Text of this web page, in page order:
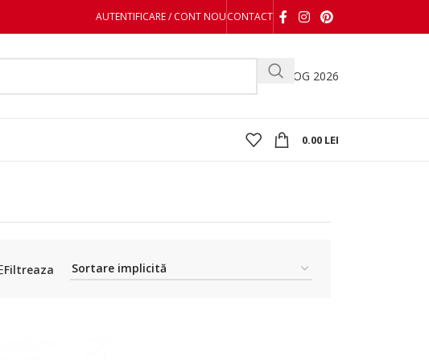
AUTENTIFICARE / CONT NOUCONTACT
CATALOG 2026
0.00 LEI
Afișez 1 - 32 din 132 de rezultate
Filtreaza